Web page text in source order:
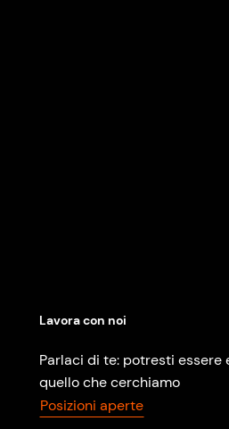
Lavora con noi
Parlaci di te: potresti essere
quello che cerchiamo
Posizioni aperte